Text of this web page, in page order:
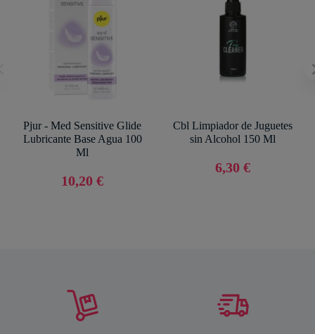
Pjur - Med Sensitive Glide
Lubricante Base Agua 100
Ml
10,20 €
Cbl Limpiador de Juguetes
sin Alcohol 150 Ml
6,30 €